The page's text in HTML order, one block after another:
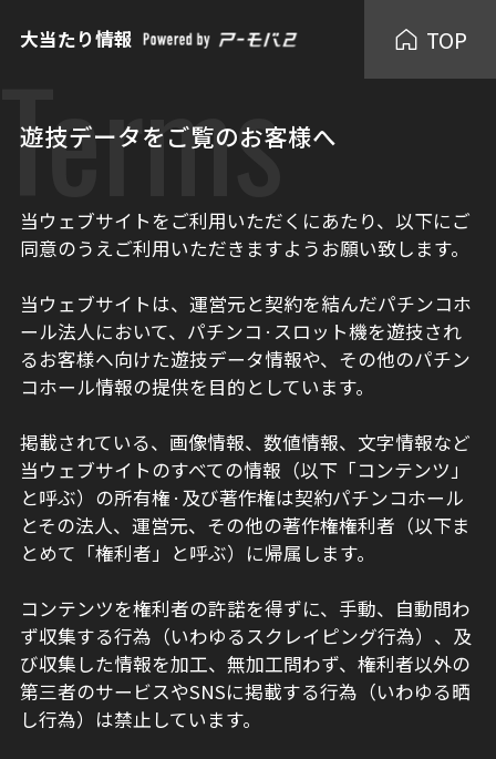
大当たり情報 TOP
Terms
遊技データをご覧のお客様へ
当ウェブサイトをご利用いただくにあたり、以下にご
同意のうえご利用いただきますようお願い致します。
当ウェブサイトは、運営元と契約を結んだパチンコホ
ール法人において、パチンコ·スロット機を遊技され
るお客様へ向けた遊技データ情報や、その他のパチン
コホール情報の提供を目的としています。
掲載されている、画像情報、数値情報、文字情報など
当ウェブサイトのすべての情報（以下「コンテンツ」
と呼ぶ）の所有権·及び著作権は契約パチンコホール
とその法人、運営元、その他の著作権権利者（以下ま
とめて「権利者」と呼ぶ）に帰属します。
コンテンツを権利者の許諾を得ずに、手動、自動問わ
ず収集する行為（いわゆるスクレイピング行為）、及
び収集した情報を加工、無加工問わず、権利者以外の
第三者のサービスやSNSに掲載する行為（いわゆる晒
し行為）は禁止しています。